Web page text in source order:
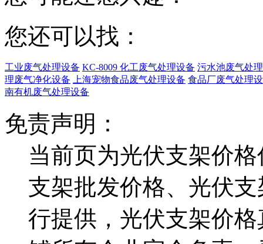
您还可以找：
工业废气处理设备 KC-8009 化工废气处理设备 污水池废气处
理废气净化设备
上海宠物食品废气处理设备 食品厂废气处理
南有机废气处理设备
免责声明：
当前页为光伏支架价
支架批发价格、光伏
行提供，光伏支架价